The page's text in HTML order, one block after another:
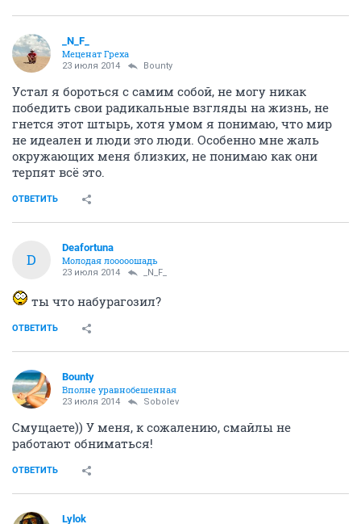
_N_F_
Меценат Греха
23 июля 2014 Bounty
Устал я бороться с самим собой, не могу никак
победить свои радикальные взгляды на жизнь, не
гнется этот штырь, хотя умом я понимаю, что мир
не идеален и люди это люди. Особенно мне жаль
окружающих меня близких, не понимаю как они
терпят всё это.
ОТВЕТИТЬ
D
Deafortuna
Молодая лооооошадь
23 июля 2014 _N_F_
ты что набурагозил?
ОТВЕТИТЬ
Bounty
Вполне уравнобешенная
23 июля 2014 Sobolev
Смущаете)) У меня, к сожалению, смайлы не
работают обниматься!
ОТВЕТИТЬ
Lylok